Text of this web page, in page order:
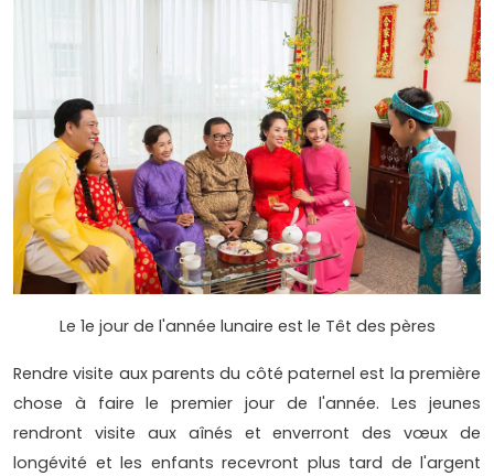
Le 1e jour de l'année lunaire est le Têt des pères
Rendre visite aux parents du côté paternel est la première
chose à faire le premier jour de l'année. Les jeunes
rendront visite aux aînés et enverront des vœux de
longévité et les enfants recevront plus tard de l'argent